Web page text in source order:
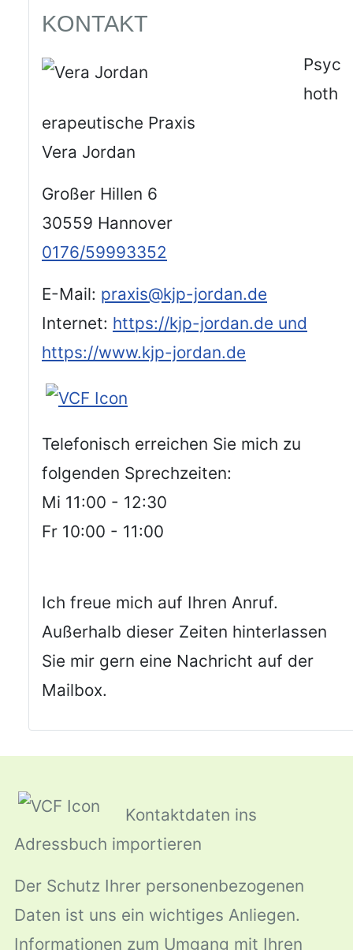
KONTAKT
Psyc
hoth
erapeutische Praxis
Vera Jordan
Großer Hillen 6
30559 Hannover
0176/59993352
E-Mail: praxis@kjp-jordan.de
Internet: https://kjp-jordan.de und
https://www.kjp-jordan.de
Telefonisch erreichen Sie mich zu
folgenden Sprechzeiten:
Mi 11:00 - 12:30
Fr 10:00 - 11:00
Ich freue mich auf Ihren Anruf.
Außerhalb dieser Zeiten hinterlassen
Sie mir gern eine Nachricht auf der
Mailbox.
Kontaktdaten ins
Adressbuch importieren
Der Schutz Ihrer personenbezogenen
Daten ist uns ein wichtiges Anliegen.
Informationen zum Umgang mit Ihren